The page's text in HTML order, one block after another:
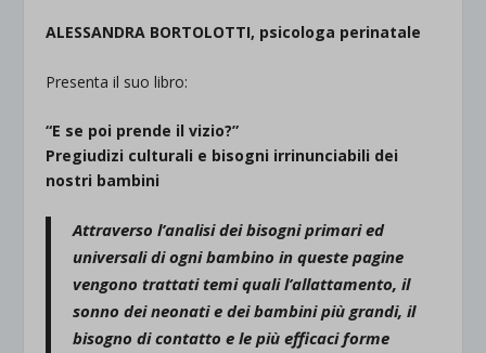
ALESSANDRA BORTOLOTTI, psicologa perinatale
Presenta il suo libro:
“E se poi prende il vizio?”
Pregiudizi culturali e bisogni irrinunciabili dei
nostri bambini
Attraverso l’analisi dei bisogni primari ed
universali di ogni bambino in queste pagine
vengono trattati temi quali l’allattamento, il
sonno dei neonatie dei bambini più grandi, il
bisogno di contatto e lepiù efficaci forme